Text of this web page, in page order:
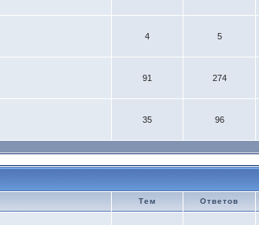
4 5
91 274
35 96
Тем Ответов